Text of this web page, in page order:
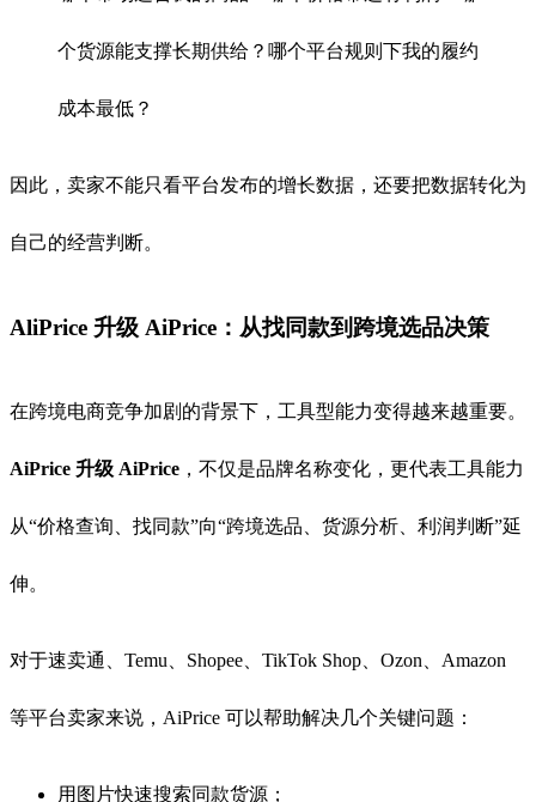
个货源能支撑长期供给？哪个平台规则下我的履约
成本最低？
因此，卖家不能只看平台发布的增长数据，还要把数据转化为
自己的经营判断。
AliPrice 升级 AiPrice：从找同款到跨境选品决策
在跨境电商竞争加剧的背景下，工具型能力变得越来越重要。
AiPrice 升级 AiPrice ，不仅是品牌名称变化，更代表工具能力
从“价格查询、找同款”向“跨境选品、货源分析、利润判断”延
伸。
对于速卖通、Temu、Shopee、TikTok Shop、Ozon、Amazon
等平台卖家来说，AiPrice 可以帮助解决几个关键问题：
用图片快速搜索同款货源；